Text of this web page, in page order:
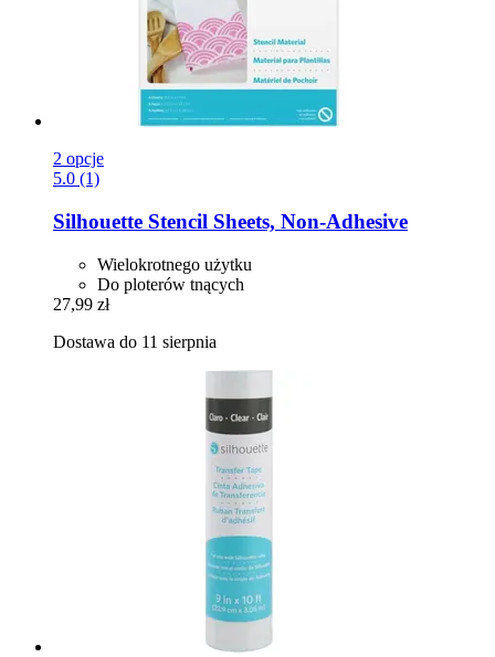
2 opcje
5.0 (1)
Silhouette Stencil Sheets, Non-​Adhesive
Wielokrotnego użytku
Do ploterów tnących
27,99 zł
Dostawa do 11 sierpnia